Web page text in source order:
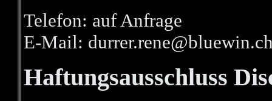
Telefon: auf Anfrage
E-Mail:
Haftungsausschluss